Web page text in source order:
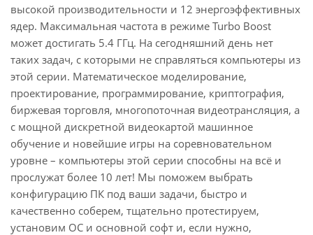
высокой производительности и 12 энергоэффективных
ядер. Максимальная частота в режиме Turbo Boost
может достигать 5.4 ГГц. На сегодняшний день нет
таких задач, с которыми не справляться компьютеры из
этой серии. Математическое моделирование,
проектирование, программирование, криптография,
биржевая торговля, многопоточная видеотрансляция, а
с мощной дискретной видеокартой машинное
обучение и новейшие игры на соревновательном
уровне – компьютеры этой серии способны на всё и
прослужат более 10 лет! Мы поможем выбрать
конфигурацию ПК под ваши задачи, быстро и
качественно соберем, тщательно протестируем,
установим ОС и основной софт и, если нужно,